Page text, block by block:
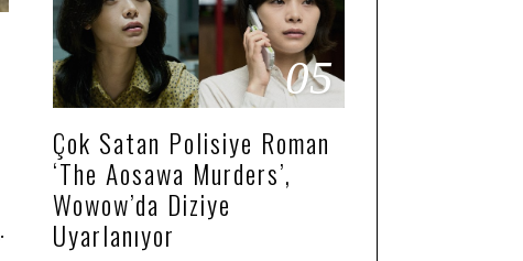
.
05
Çok Satan Polisiye Roman
‘The Aosawa Murders’,
Wowow’da Diziye
Uyarlanıyor